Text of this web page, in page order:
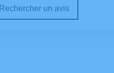
Rechercher un avis